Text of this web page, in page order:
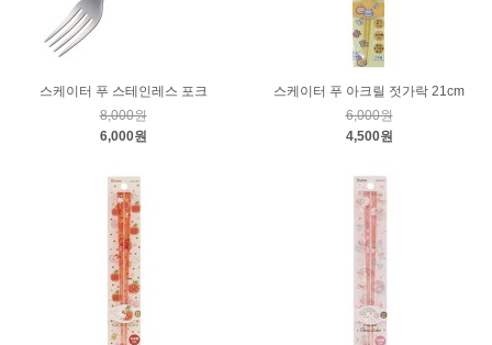
스케이터 푸 스테인레스 포크
8,000원
6,000원
스케이터 푸 아크릴 젓가락 21cm
6,000원
4,500원